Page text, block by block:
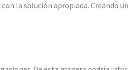
la solución apropiada. Creando